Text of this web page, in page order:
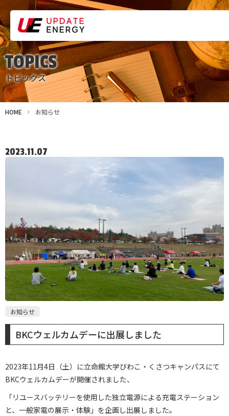
TOPICS
トピックス
HOME お知らせ
2023.11.07
お知らせ
BKCウェルカムデーに出展しました
2023年11月4日（土）に立命館大学びわこ・くさつキャンパスにて
BKCウェルカムデーが開催されました、
「リユースバッテリーを使用した独立電源による充電ステーション
と、一般家電の展示・体験」を企画し出展しました。